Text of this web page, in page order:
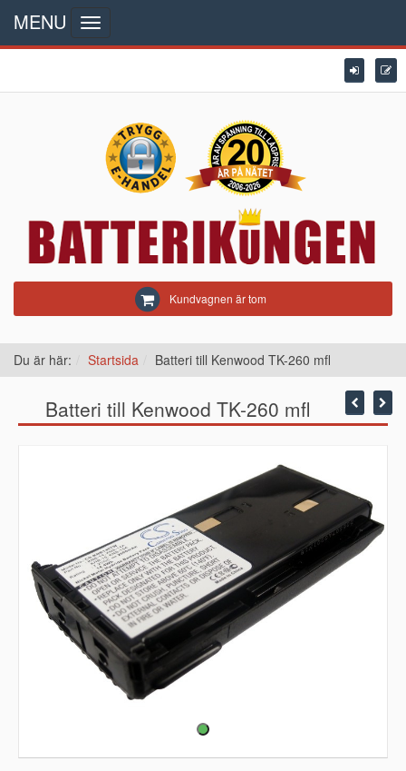
Kundvagnen är tom
MENU
Toggle
navigation
Du är här: Startsida Batteri till Kenwood TK-260 mfl
Batteri till Kenwood TK-260 mfl